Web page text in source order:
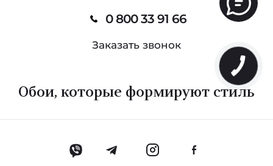
0 800 33 91 66
Заказать звонок
Обои, которые формируют стиль